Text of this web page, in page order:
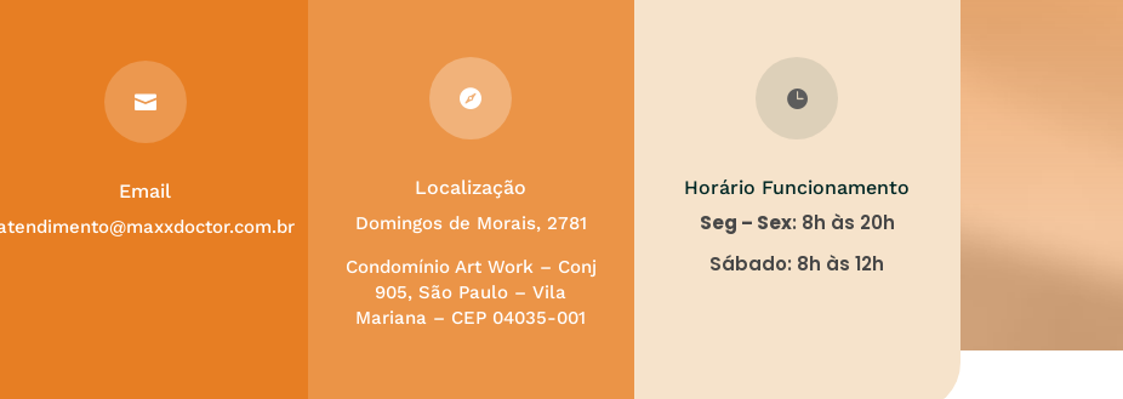

Email

Localização
Domingos de Morais, 2781
Condomínio Art Work – Conj
905, São Paulo – Vila
Mariana – CEP 04035-001

Horário Funcionamento
Seg – Sex: 8h às 20h
Sábado: 8h às 12h